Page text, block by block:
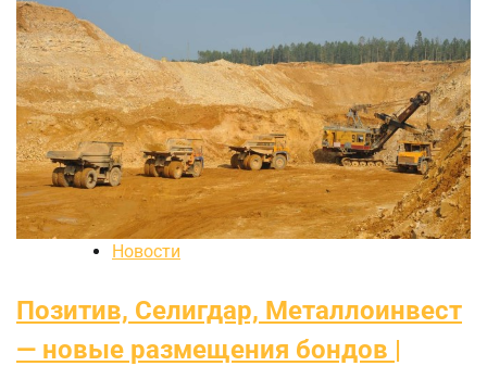
Новости
Позитив, Селигдар, Металлоинвест
— новые размещения бондов |